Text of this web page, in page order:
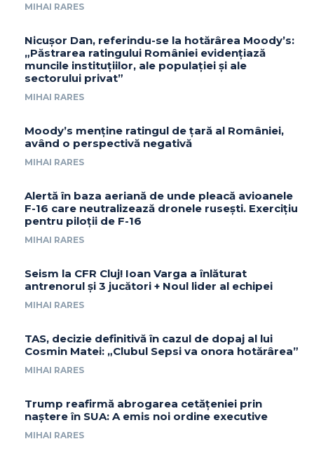
MIHAI RARES
Nicușor Dan, referindu-se la hotărârea Moody’s:
„Păstrarea ratingului României evidențiază
muncile instituțiilor, ale populației și ale
sectorului privat”
MIHAI RARES
Moody’s menține ratingul de țară al României,
având o perspectivă negativă
MIHAI RARES
Alertă în baza aeriană de unde pleacă avioanele
F-16 care neutralizează dronele rusești. Exercițiu
pentru piloții de F-16
MIHAI RARES
Seism la CFR Cluj! Ioan Varga a înlăturat
antrenorul și 3 jucători + Noul lider al echipei
MIHAI RARES
TAS, decizie definitivă în cazul de dopaj al lui
Cosmin Matei: „Clubul Sepsi va onora hotărârea”
MIHAI RARES
Trump reafirmă abrogarea cetățeniei prin
naștere în SUA: A emis noi ordine executive
MIHAI RARES